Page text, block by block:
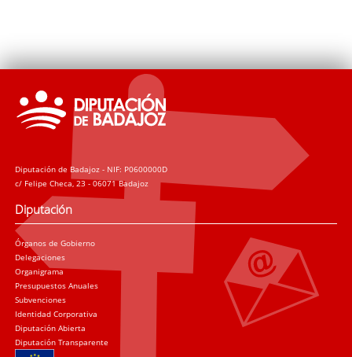
Diputación de Badajoz - NIF: P0600000D
c/ Felipe Checa, 23 - 06071 Badajoz
Diputación
Órganos de Gobierno
Delegaciones
Organigrama
Presupuestos Anuales
Subvenciones
Identidad Corporativa
Diputación Abierta
Diputación Transparente